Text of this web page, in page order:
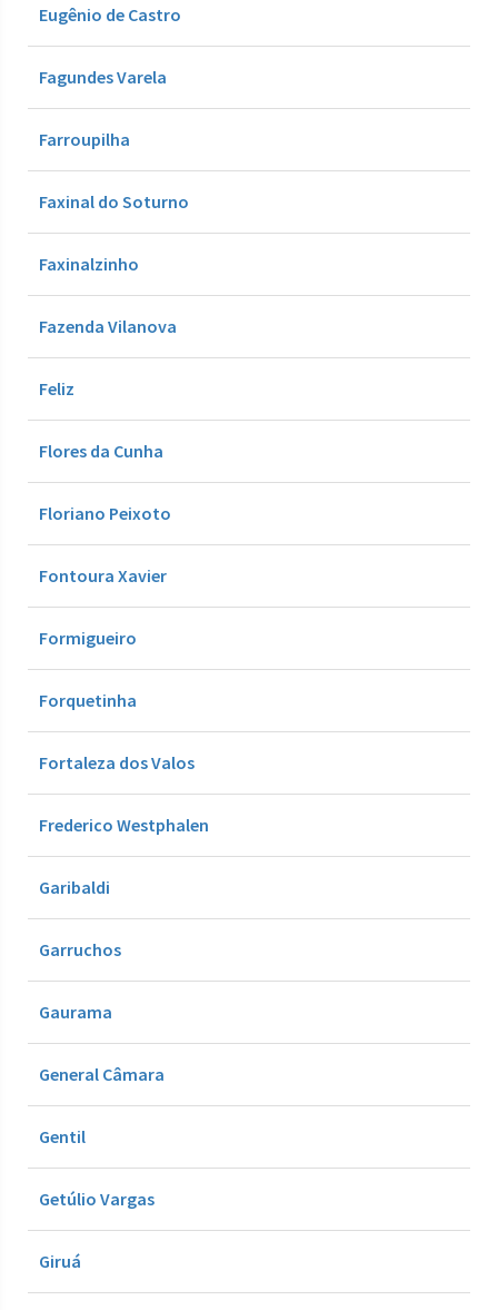
Eugênio de Castro
Fagundes Varela
Farroupilha
Faxinal do Soturno
Faxinalzinho
Fazenda Vilanova
Feliz
Flores da Cunha
Floriano Peixoto
Fontoura Xavier
Formigueiro
Forquetinha
Fortaleza dos Valos
Frederico Westphalen
Garibaldi
Garruchos
Gaurama
General Câmara
Gentil
Getúlio Vargas
Giruá